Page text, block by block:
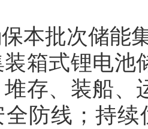
本批次储能
箱式锂电池
存、装船、
防线；持续